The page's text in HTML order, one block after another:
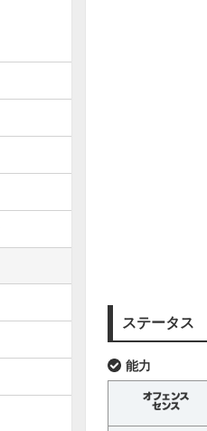
ステータス
能力